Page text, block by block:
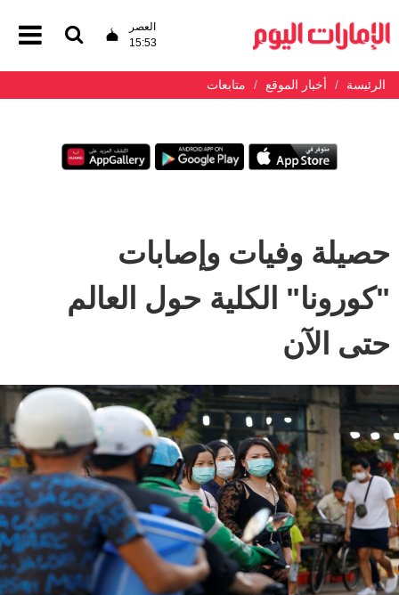
العصر
15:53
الرئيسة أخبار الموقع متابعات
حصيلة وفيات وإصابات
"كورونا" الكلية حول العالم
حتى الآن